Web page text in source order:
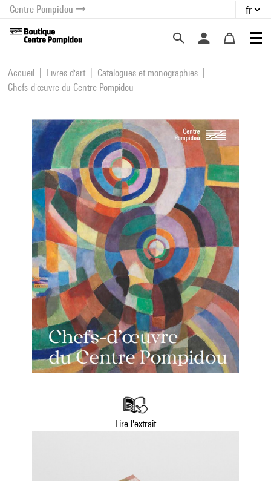
menu
contenu
Centre Pompidou fr
Accueil Livres d'art
Catalogues et monographies
Chefs-d'œuvre du Centre Pompidou
Lire l'extrait